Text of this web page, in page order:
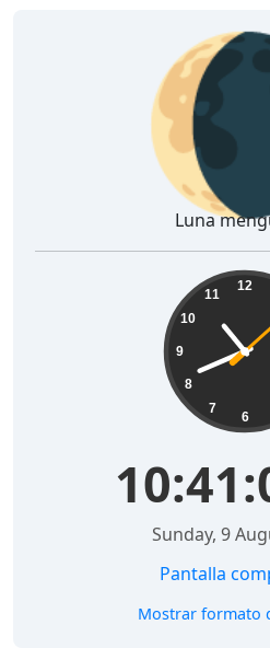
Luna
12
6
7
8
9
10
11
Sunday, 9
Pantalla
Mostrar formato